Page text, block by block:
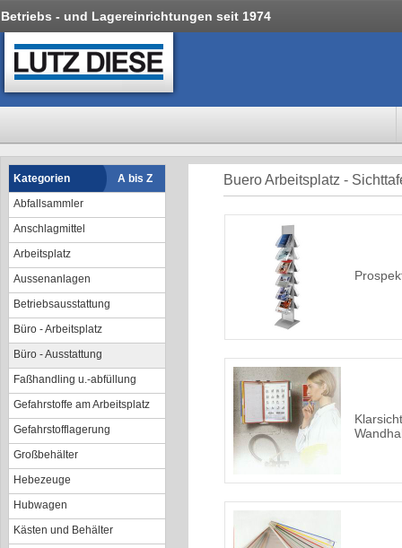
Betriebs - und Lagereinrichtungen seit 1974
Kategorien
A bis Z
Abfallsammler
Anschlagmittel
Arbeitsplatz
Aussenanlagen
Betriebsausstattung
Büro - Arbeitsplatz
Büro - Ausstattung
Faßhandling u.-abfüllung
Gefahrstoffe am Arbeitsplatz
Gefahrstofflagerung
Großbehälter
Hebezeuge
Hubwagen
Kästen und Behälter
Buero Arbeitsplatz -